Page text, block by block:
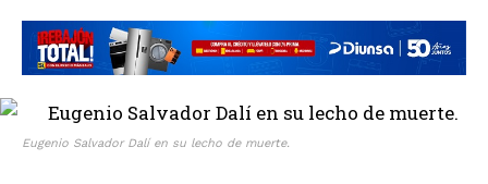
Eugenio Salvador Dalí en su lecho de muerte.